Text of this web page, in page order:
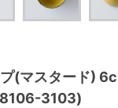
(マスタード)
3103)